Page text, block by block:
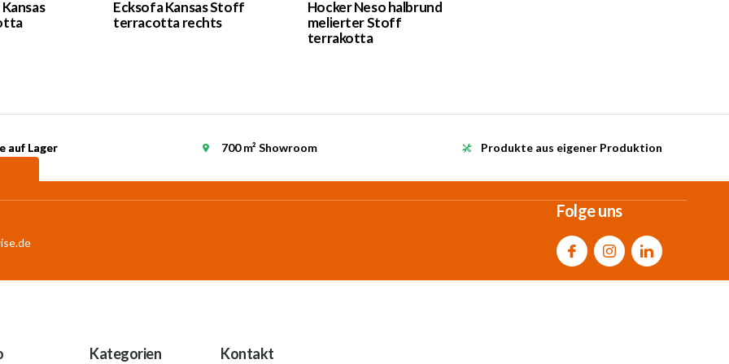
Ecksofa Kansas Stoff
terracotta rechts
Hocker Neso halbrund
melierter Stoff
terrakotta
auf Lager 700 m² Showroom Produkte aus eigener Produktion
auf Lager
Folge uns
Kategorien Kontakt